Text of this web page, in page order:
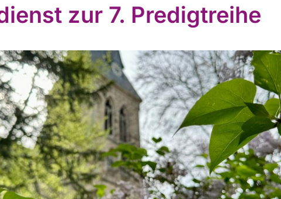
zur 7. Predigtreihe